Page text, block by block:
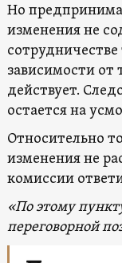
Но
изменения не
зависимости от
действует.
остается на
Относительно
изменения не
комиссии
«По этому
переговорной